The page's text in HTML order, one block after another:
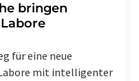
bringen
für eine neue
mit intelligenter